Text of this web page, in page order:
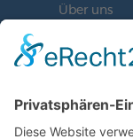
Über uns
BLEIBEN